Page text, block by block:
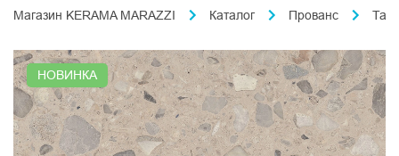
Магазин KERAMA MARAZZI Каталог Прованс
НОВИНКА